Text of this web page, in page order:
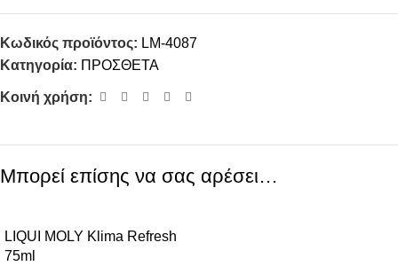
Κωδικός προϊόντος: LM-4087
Κατηγορία: ΠΡΟΣΘΕΤΑ
Κοινή χρήση:
Μπορεί επίσης να σας αρέσει…
LIQUI MOLY Klima Refresh
75ml